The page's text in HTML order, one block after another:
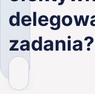
Klienci
Branże
O nas
Kariera
zadania?